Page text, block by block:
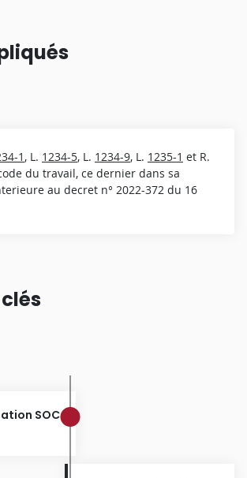
1 , L. 1234-5, L. 1234-9, L. 1235-1 et R.
du travail, ce dernier dans sa
au decret n° 2022-372 du 16
SOC